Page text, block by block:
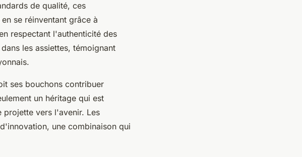
de qualité, ces
se réinventant grâce à
respectant l'authenticité des
les assiettes, témoignant
ses bouchons contribuer
un héritage qui est
projette vers l'avenir. Les
une combinaison qui